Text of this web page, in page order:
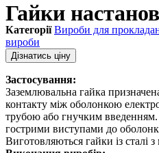
Гайки
Категорії Вироби для
вироби
Дізнатись ціну
Застосування:
Заземлювальна гайка
контакту між оболонкою
трубою або гнучким
гострими виступами до
Виготовляються гайки із сталі